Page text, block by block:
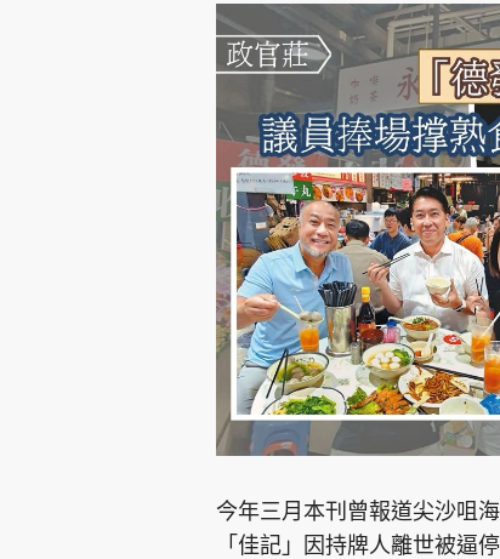
今年三月本刊曾報道尖沙咀
「佳記」因持牌人離世被逼